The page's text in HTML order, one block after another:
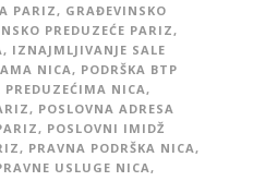
PARIZ , GRAĐEVINSKO
PREDUZEĆE PARIZ ,
, IZNAJMLJIVANJE SALE
NICA , PODRŠKA BTP
PREDUZEĆIMA NICA,
, POSLOVNA ADRESA
, POSLOVNI IMIDŽ
, PRAVNA PODRŠKA NICA ,
USLUGE NICA,